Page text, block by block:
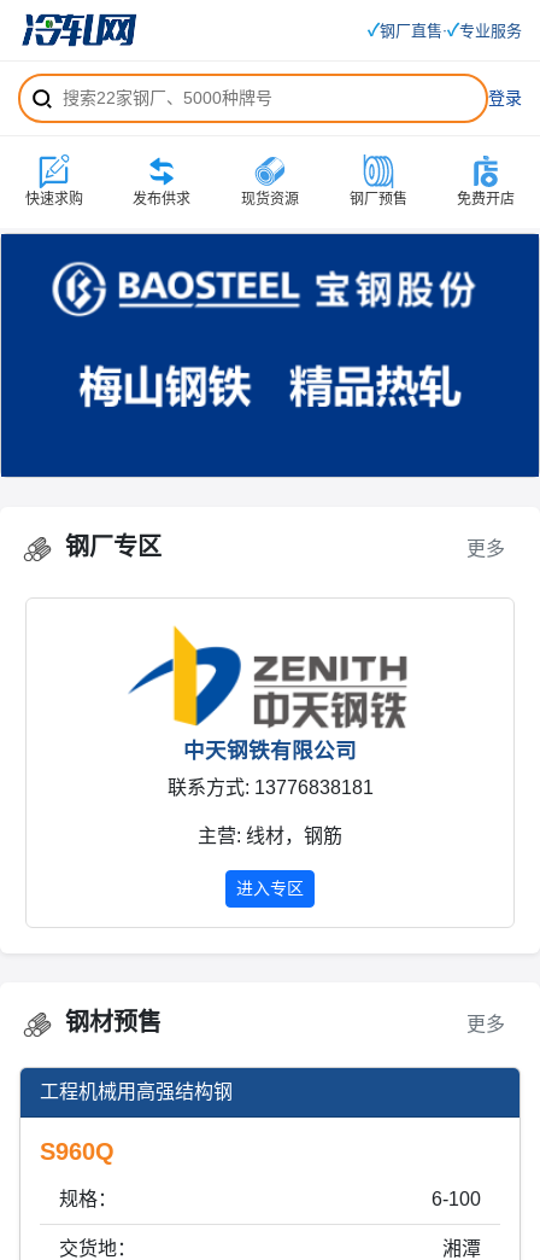
✓钢厂直售·✓专业服务
登录
快速求购 发布供求 现货资源 钢厂预售 免费开店
钢厂专区 更多
中天钢铁有限公司
联系方式: 13776838181
主营: 线材，钢筋
进入专区
钢材预售 更多
工程机械用高强结构钢
S960Q
规格： 6-100
交货地： 湘潭